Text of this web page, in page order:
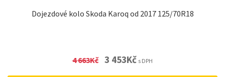
Dojezdové kolo Skoda Karoq od 2017 125/70R18
4 663Kč Original
3 453KčCurrent
s DPH